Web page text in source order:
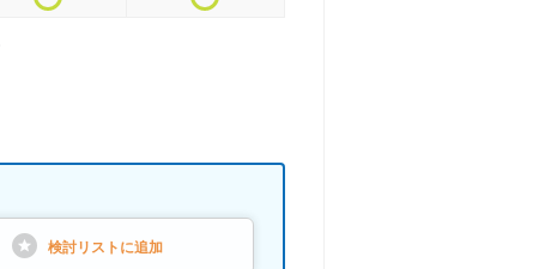
検討リストに追加